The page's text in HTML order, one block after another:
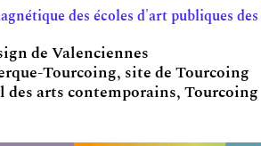
des écoles d'art publiques
de Valenciennes
Tourcoing, site de Tourcoing
des arts contemporains, Tourcoing